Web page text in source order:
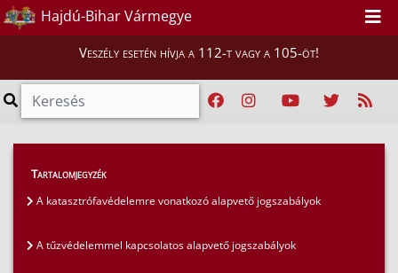
Hajdú-Bihar Vármegye
Veszély esetén hívja a 112-t vagy a 105-öt!
Szakmai tájékoztatók
Az iparbiztonságra vonatkozó alapvető
Tartalomjegyzék
A katasztrófavédelemre vonatkozó alapvető jogszabályok
A tűzvédelemmel kapcsolatos alapvető jogszabályok